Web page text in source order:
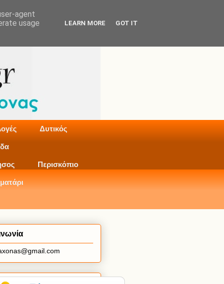
Δυτικός
Περισκόπιο
agent
usage
LEARN MORE GOT IT